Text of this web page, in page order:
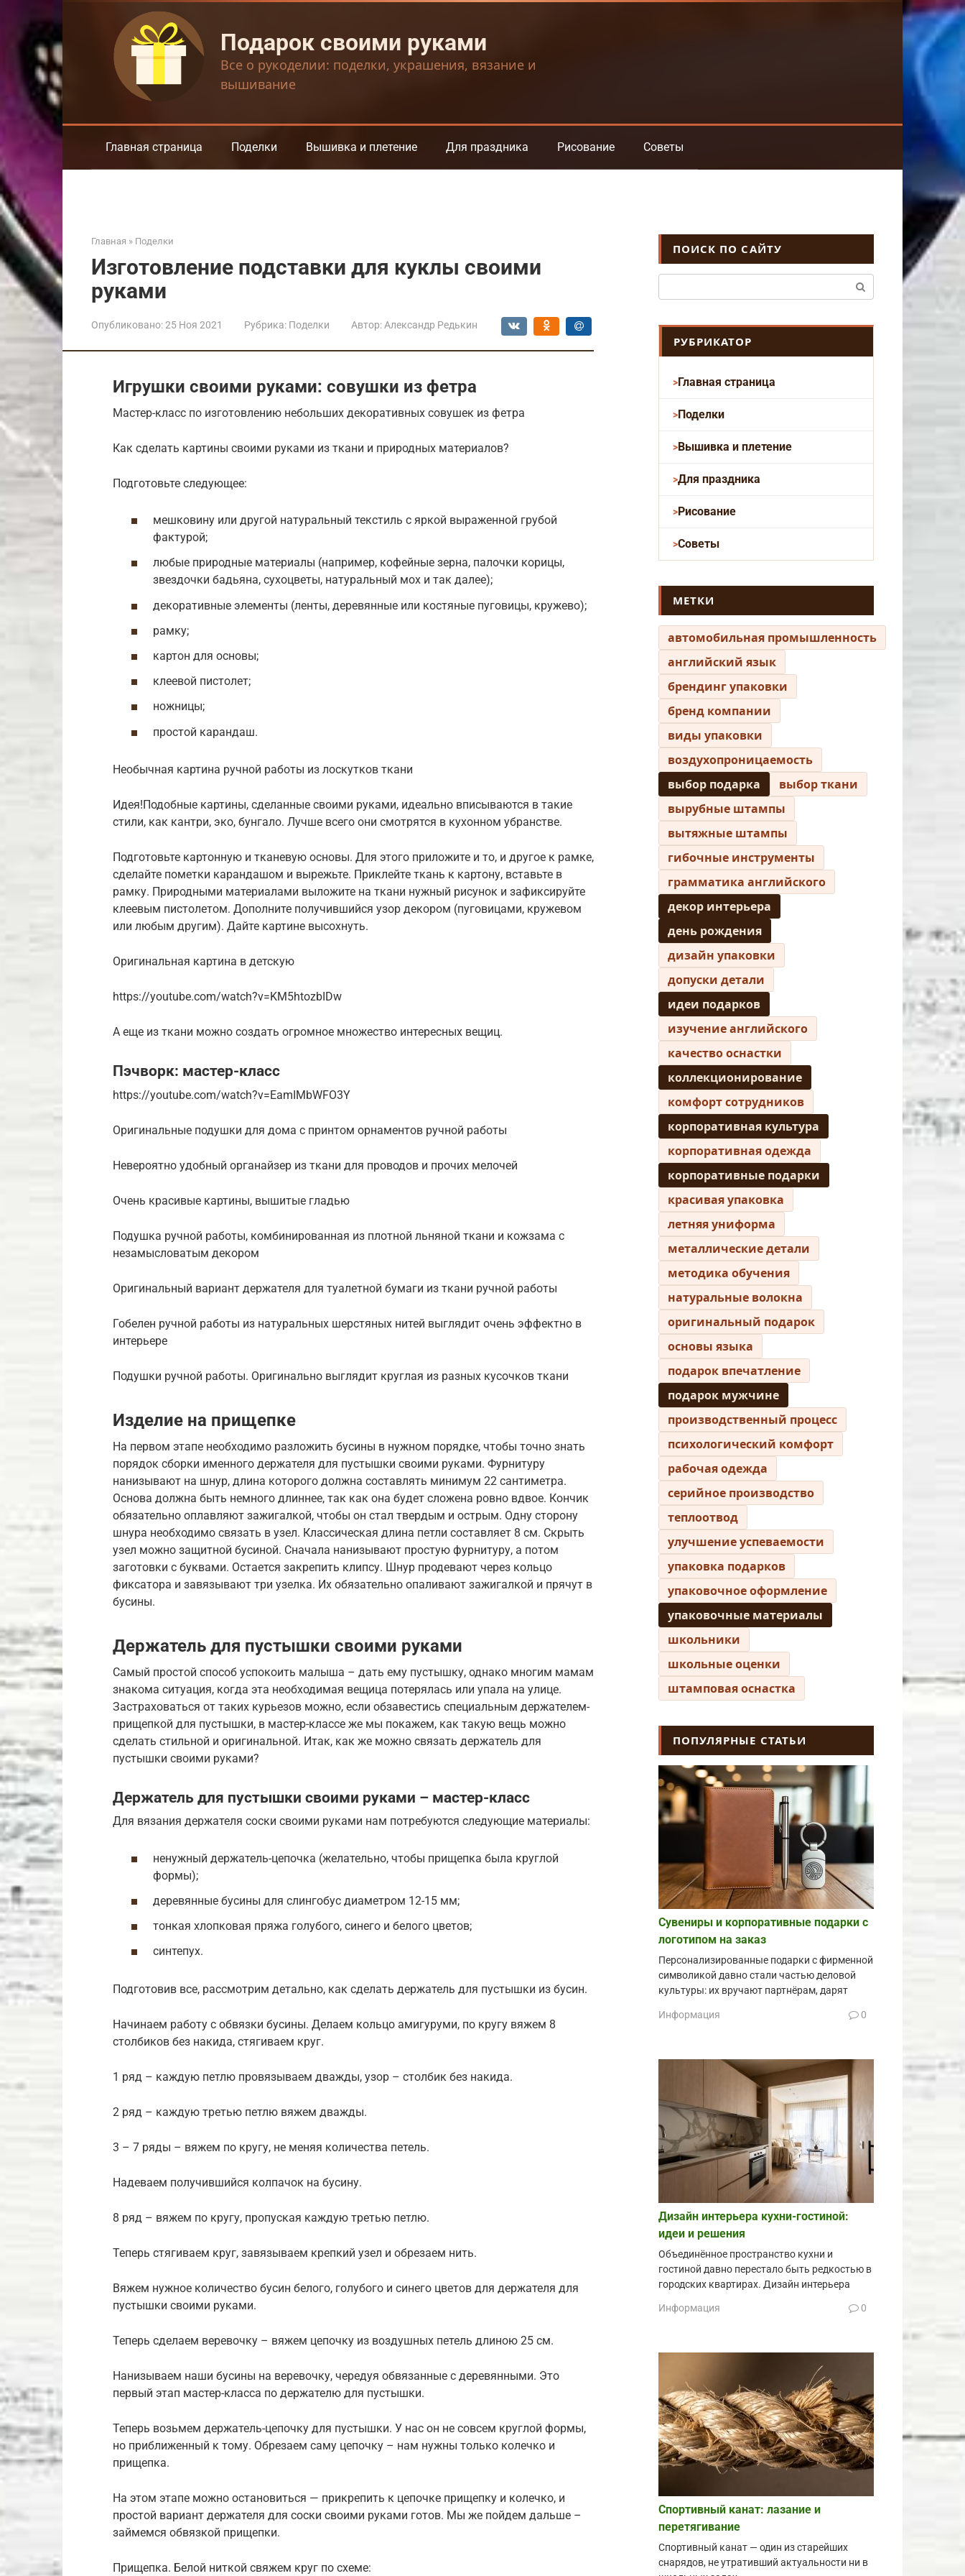
контенту
Подарок своими руками
Все о рукоделии: поделки, украшения, вязание и
вышивание
Главная страница Поделки Вышивка и плетение Для праздника Рисование Советы
Главная » Поделки
Изготовление подставки для куклы своими
руками
Опубликовано:25 Ноя 2021 Рубрика: Поделки Автор: Александр Редькин
Игрушки своими руками: совушки из фетра
Мастер-класс по изготовлению небольших декоративных совушек из фетра
Как сделать картины своими руками из ткани и природных материалов?
Подготовьте следующее:
мешковину или другой натуральный текстиль с яркой выраженной грубой
фактурой;
любые природные материалы (например, кофейные зерна, палочки корицы,
звездочки бадьяна, сухоцветы, натуральный мох и так далее);
декоративные элементы (ленты, деревянные или костяные пуговицы, кружево);
рамку;
картон для основы;
клеевой пистолет;
ножницы;
простой карандаш.
Необычная картина ручной работы из лоскутков ткани
Идея!Подобные картины, сделанные своими руками, идеально вписываются в такие
стили, как кантри, эко, бунгало. Лучше всего они смотрятся в кухонном убранстве.
Подготовьте картонную и тканевую основы. Для этого приложите и то, и другое к рамке,
сделайте пометки карандашом и вырежьте. Приклейте ткань к картону, вставьте в
рамку. Природными материалами выложите на ткани нужный рисунок и зафиксируйте
клеевым пистолетом. Дополните получившийся узор декором (пуговицами, кружевом
или любым другим). Дайте картине высохнуть.
Оригинальная картина в детскую
https://youtube.com/watch?v=KM5htozbIDw
А еще из ткани можно создать огромное множество интересных вещиц.
Пэчворк: мастер-класс
https://youtube.com/watch?v=EamIMbWFO3Y
Оригинальные подушки для дома с принтом орнаментов ручной работы
Невероятно удобный органайзер из ткани для проводов и прочих мелочей
Очень красивые картины, вышитые гладью
Подушка ручной работы, комбинированная из плотной льняной ткани и кожзама с
незамысловатым декором
Оригинальный вариант держателя для туалетной бумаги из ткани ручной работы
Гобелен ручной работы из натуральных шерстяных нитей выглядит очень эффектно в
интерьере
Подушки ручной работы. Оригинально выглядит круглая из разных кусочков ткани
Изделие на прищепке
На первом этапе необходимо разложить бусины в нужном порядке, чтобы точно знать
порядок сборки именного держателя для пустышки своими руками. Фурнитуру
нанизывают на шнур, длина которого должна составлять минимум 22 сантиметра.
Основа должна быть немного длиннее, так как она будет сложена ровно вдвое. Кончик
обязательно оплавляют зажигалкой, чтобы он стал твердым и острым. Одну сторону
шнура необходимо связать в узел. Классическая длина петли составляет 8 см. Скрыть
узел можно защитной бусиной. Сначала нанизывают простую фурнитуру, а потом
заготовки с буквами. Остается закрепить клипсу. Шнур продевают через кольцо
фиксатора и завязывают три узелка. Их обязательно опаливают зажигалкой и прячут в
бусины.
Держатель для пустышки своими руками
Самый простой способ успокоить малыша – дать ему пустышку, однако многим мамам
знакома ситуация, когда эта необходимая вещица потерялась или упала на улице.
Застраховаться от таких курьезов можно, если обзавестись специальным держателем-
прищепкой для пустышки, в мастер-классе же мы покажем, как такую вещь можно
сделать стильной и оригинальной. Итак, как же можно связать держатель для
пустышки своими руками?
Держатель для пустышки своими руками – мастер-класс
Для вязания держателя соски своими руками нам потребуются следующие материалы:
ненужный держатель-цепочка (желательно, чтобы прищепка была круглой
формы);
деревянные бусины для слингобус диаметром 12-15 мм;
тонкая хлопковая пряжа голубого, синего и белого цветов;
синтепух.
Подготовив все, рассмотрим детально, как сделать держатель для пустышки из бусин.
Начинаем работу с обвязки бусины. Делаем кольцо амигуруми, по кругу вяжем 8
столбиков без накида, стягиваем круг.
1 ряд – каждую петлю провязываем дважды, узор – столбик без накида.
2 ряд – каждую третью петлю вяжем дважды.
3 – 7 ряды – вяжем по кругу, не меняя количества петель.
Надеваем получившийся колпачок на бусину.
8 ряд – вяжем по кругу, пропуская каждую третью петлю.
Теперь стягиваем круг, завязываем крепкий узел и обрезаем нить.
Вяжем нужное количество бусин белого, голубого и синего цветов для держателя для
пустышки своими руками.
Теперь сделаем веревочку – вяжем цепочку из воздушных петель длиною 25 см.
Нанизываем наши бусины на веревочку, чередуя обвязанные с деревянными. Это
первый этап мастер-класса по держателю для пустышки.
Теперь возьмем держатель-цепочку для пустышки. У нас он не совсем круглой формы,
но приближенный к тому. Обрезаем саму цепочку – нам нужны только колечко и
прищепка.
На этом этапе можно остановиться — прикрепить к цепочке прищепку и колечко, и
простой вариант держателя для соски своими руками готов. Мы же пойдем дальше –
займемся обвязкой прищепки.
Прищепка. Белой ниткой свяжем круг по схеме:
ПОИСК ПО САЙТУ
РУБРИКАТОР
Главная страница
Поделки
Вышивка и плетение
Для праздника
Рисование
Советы
МЕТКИ
автомобильная промышленность
английский язык
брендинг упаковки
бренд компании
виды упаковки
воздухопроницаемость
выбор подарка
выбор ткани
вырубные штампы
вытяжные штампы
гибочные инструменты
грамматика английского
декор интерьера
день рождения
дизайн упаковки
допуски детали
идеи подарков
изучение английского
качество оснастки
коллекционирование
комфорт сотрудников
корпоративная культура
корпоративная одежда
корпоративные подарки
красивая упаковка
летняя униформа
металлические детали
методика обучения
натуральные волокна
оригинальный подарок
основы языка
подарок впечатление
подарок мужчине
производственный процесс
психологический комфорт
рабочая одежда
серийное производство
теплоотвод
улучшение успеваемости
упаковка подарков
упаковочное оформление
упаковочные материалы
школьники
школьные оценки
штамповая оснастка
ПОПУЛЯРНЫЕ СТАТЬИ
Сувениры и корпоративные подарки с
логотипом на заказ
Персонализированные подарки с фирменной
символикой давно стали частью деловой
культуры: их вручают партнёрам, дарят
Информация 0
Дизайн интерьера кухни-гостиной:
идеи и решения
Объединённое пространство кухни и
гостиной давно перестало быть редкостью в
городских квартирах. Дизайн интерьера
Информация 0
Спортивный канат: лазание и
перетягивание
Спортивный канат — один из старейших
снарядов, не утративший актуальности ни в